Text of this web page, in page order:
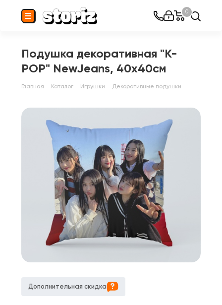
0
Подушка декоративная "K-
POP" NewJeans, 40x40см
Главная Каталог Игрушки Декоративные подушки
Дополнительная скидка